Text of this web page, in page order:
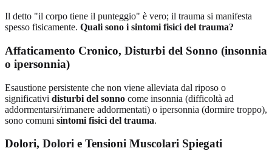
Il detto "il corpo tiene il punteggio" è vero; il trauma si manifesta
spesso fisicamente. Quali sono i sintomi fisici del trauma?
Affaticamento Cronico, Disturbi del Sonno (insonnia
o ipersonnia)
Esaustione persistente che non viene alleviata dal riposo o
significativi disturbi del sonno come insonnia (difficoltà ad
addormentarsi/rimanere addormentati) o ipersonnia (dormire troppo),
sono comuni sintomi fisici del trauma.
Dolori, Dolori e Tensioni Muscolari Spiegati